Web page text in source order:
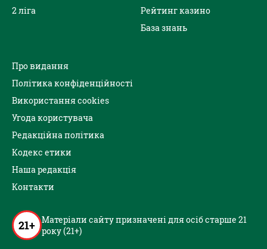
2 ліга
Рейтинг казино
База знань
Про видання
Політика конфіденційності
Використання cookies
Угода користувача
Редакційна політика
Кодекс етики
Наша редакція
Контакти
21+ Матеріали сайту призначені для осіб старше 21
року (21+)